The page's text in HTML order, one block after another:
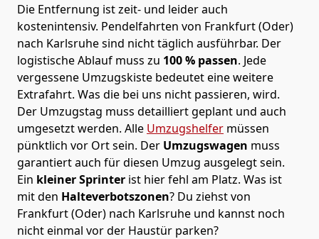
Die Entfernung ist zeit- und leider auch
kostenintensiv. Pendelfahrten von Frankfurt (Oder)
nach Karlsruhe sind nicht täglich ausführbar. Der
logistische Ablauf muss zu 100 % passen. Jede
vergessene Umzugskiste bedeutet eine weitere
Extrafahrt. Was die bei uns nicht passieren, wird.
Der Umzugstag muss detailliert geplant und auch
umgesetzt werden. Alle Umzugshelfer müssen
pünktlich vor Ort sein. Der Umzugswagen muss
garantiert auch für diesen Umzug ausgelegt sein.
Ein kleiner Sprinter ist hier fehl am Platz. Was ist
mit den Halteverbotszonen? Du ziehst von
Frankfurt (Oder) nach Karlsruhe und kannst noch
nicht einmal vor der Haustür parken?